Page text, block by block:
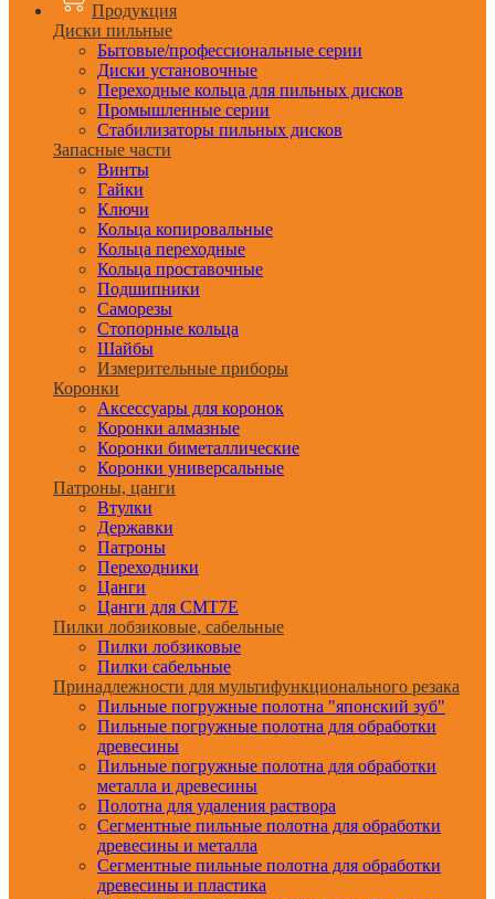
Продукция
Диски пильные
Бытовые/профессиональные серии
Диски установочные
Переходные кольца для пильных дисков
Промышленные серии
Стабилизаторы пильных дисков
Запасные части
Винты
Гайки
Ключи
Кольца копировальные
Кольца переходные
Кольца проставочные
Подшипники
Саморезы
Стопорные кольца
Шайбы
Измерительные приборы
Коронки
Аксессуары для коронок
Коронки алмазные
Коронки биметаллические
Коронки универсальные
Патроны, цанги
Втулки
Державки
Патроны
Переходники
Цанги
Цанги для CMT7E
Пилки лобзиковые, сабельные
Пилки лобзиковые
Пилки сабельные
Принадлежности для мультифункционального резака
Пильные погружные полотна "японский зуб"
Пильные погружные полотна для обработки
древесины
Пильные погружные полотна для обработки
металла и древесины
Полотна для удаления раствора
Сегментные пильные полотна для обработки
древесины и металла
Сегментные пильные полотна для обработки
древесины и пластика